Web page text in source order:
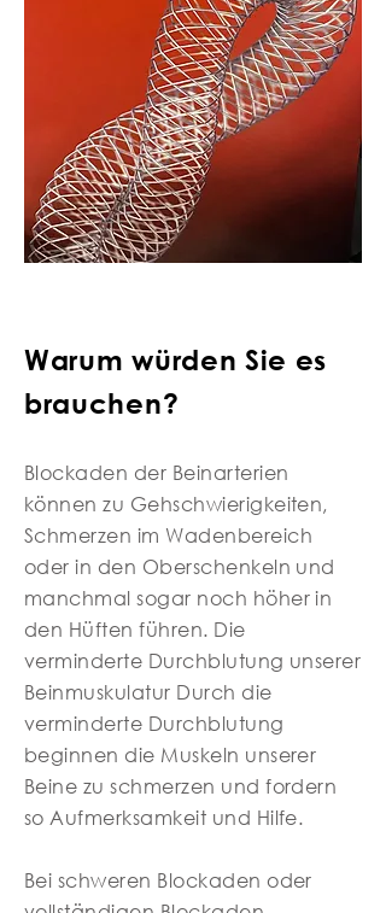
Warum würden Sie es
brauchen?
Blockaden der Beinarterien
können zu Gehschwierigkeiten,
Schmerzen im Wadenbereich
oder in den Oberschenkeln und
manchmal sogar noch höher in
den Hüften führen. Die
verminderte Durchblutung unserer
Beinmuskulatur Durch die
verminderte Durchblutung
beginnen die Muskeln unserer
Beine zu schmerzen und fordern
so Aufmerksamkeit und Hilfe.
Bei schweren Blockaden oder